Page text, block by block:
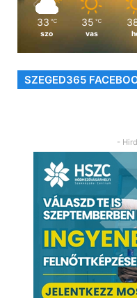
33 ℃
szo
35 ℃
vas
SZEGED365
-